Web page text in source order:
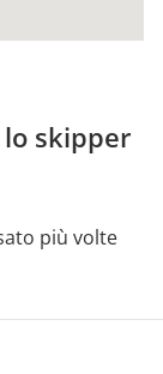
lo skipper
più volte